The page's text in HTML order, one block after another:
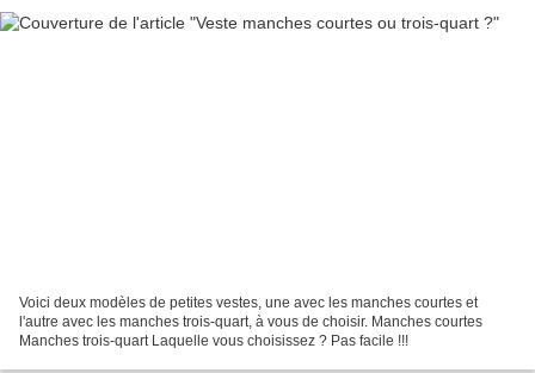
Voici deux modèles de petites vestes, une avec les manches courtes et
l'autre avec les manches trois-quart, à vous de choisir. Manches courtes
Manches trois-quart Laquelle vous choisissez ? Pas facile !!!